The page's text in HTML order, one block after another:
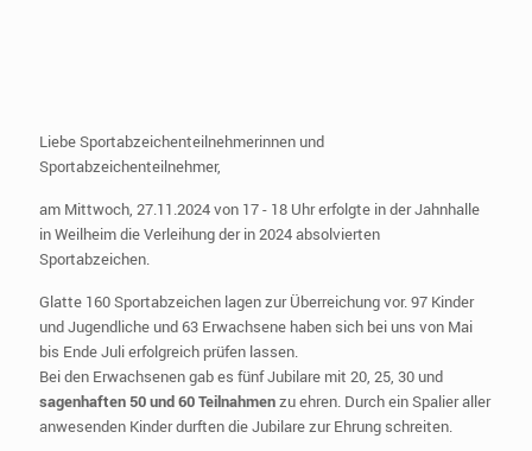
Liebe Sportabzeichenteilnehmerinnen und
Sportabzeichenteilnehmer,
am Mittwoch, 27.11.2024 von 17 - 18 Uhr erfolgte in der Jahnhalle
in Weilheim die Verleihung der in 2024 absolvierten
Sportabzeichen.
Glatte 160 Sportabzeichen lagen zur Überreichung vor. 97 Kinder
und Jugendliche und 63 Erwachsene haben sich bei uns von Mai
bis Ende Juli erfolgreich prüfen lassen.
Bei den Erwachsenen gab es fünf Jubilare mit 20, 25, 30 und
sagenhaften 50 und 60 Teilnahmenzu ehren. Durch ein Spalier aller
anwesenden Kinder durften die Jubilare zur Ehrung schreiten.